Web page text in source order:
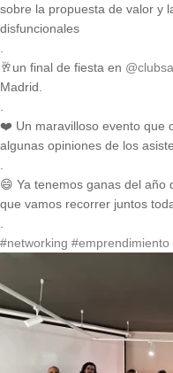
sobre la propuesta de valor y
disfuncionales
🥂un final de fiesta en
Madrid.
❤️ Un maravilloso evento que
algunas opiniones de los
😄 Ya tenemos ganas del
que vamos recorrer juntos
#networking #emprendimiento